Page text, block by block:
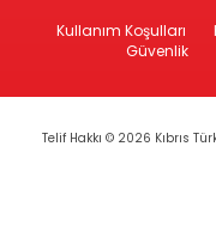
Kullanım Koşulları
Güvenlik
Telif Hakkı © 2026 Kıbrıs